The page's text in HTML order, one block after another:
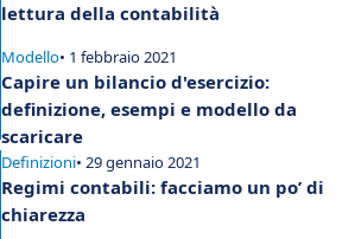
lettura della contabilità
Modello• 1 febbraio 2021
Capire un bilancio d'esercizio:
definizione, esempi e modello da
scaricare
Definizioni• 29 gennaio 2021
Regimi contabili: facciamo un po’ di
chiarezza